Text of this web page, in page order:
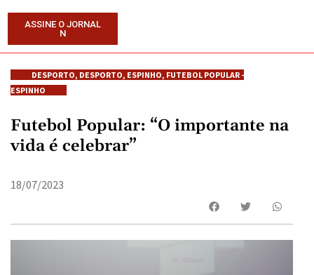
ASSINE O JORNAL
N
DESPORTO, DESPORTO, ESPINHO, FUTEBOL POPULAR -
ESPINHO
Futebol Popular: “O importante na
vida é celebrar”
18/07/2023